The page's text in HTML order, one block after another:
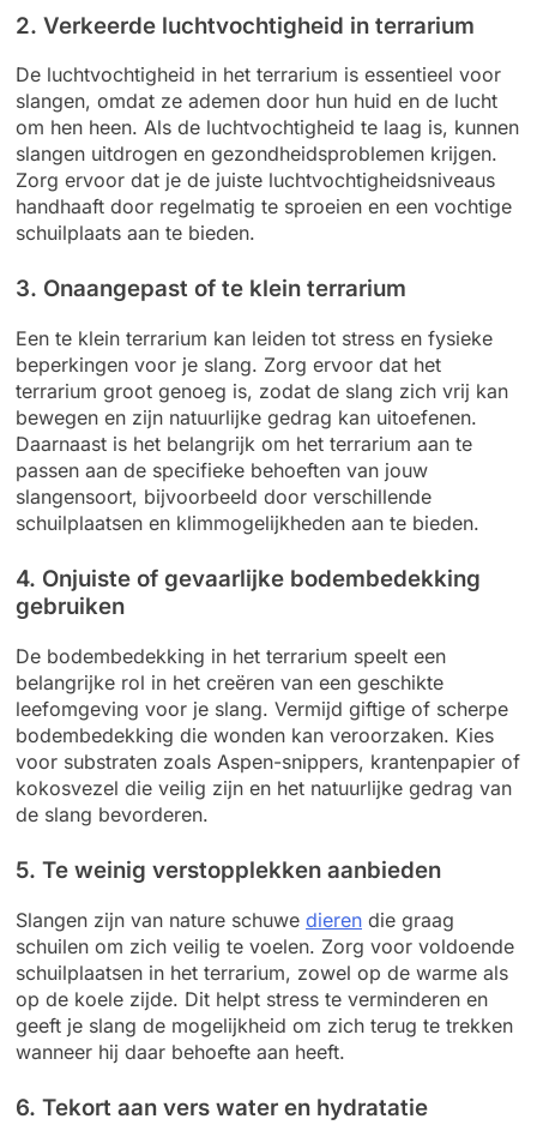
2. Verkeerde luchtvochtigheid in terrarium
De luchtvochtigheid in het terrarium is essentieel voor
slangen, omdat ze ademen door hun huid en de lucht
om hen heen. Als de luchtvochtigheid te laag is, kunnen
slangen uitdrogen en gezondheidsproblemen krijgen.
Zorg ervoor dat je de juiste luchtvochtigheidsniveaus
handhaaft door regelmatig te sproeien en een vochtige
schuilplaats aan te bieden.
3. Onaangepast of te klein terrarium
Een te klein terrarium kan leiden tot stress en fysieke
beperkingen voor je slang. Zorg ervoor dat het
terrarium groot genoeg is, zodat de slang zich vrij kan
bewegen en zijn natuurlijke gedrag kan uitoefenen.
Daarnaast is het belangrijk om het terrarium aan te
passen aan de specifieke behoeften van jouw
slangensoort, bijvoorbeeld door verschillende
schuilplaatsen en klimmogelijkheden aan te bieden.
4. Onjuiste of gevaarlijke bodembedekking
gebruiken
De bodembedekking in het terrarium speelt een
belangrijke rol in het creëren van een geschikte
leefomgeving voor je slang. Vermijd giftige of scherpe
bodembedekking die wonden kan veroorzaken. Kies
voor substraten zoals Aspen-snippers, krantenpapier of
kokosvezel die veilig zijn en het natuurlijke gedrag van
de slang bevorderen.
5. Te weinig verstopplekken aanbieden
Slangen zijn van nature schuwe dieren die graag
schuilen om zich veilig te voelen. Zorg voor voldoende
schuilplaatsen in het terrarium, zowel op de warme als
op de koele zijde. Dit helpt stress te verminderen en
geeft je slang de mogelijkheid om zich terug te trekken
wanneer hij daar behoefte aan heeft.
6. Tekort aan vers water en hydratatie